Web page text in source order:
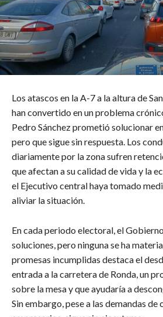
Los atascos en la A-7 a la altura de
han convertido en un problema
Pedro Sánchez prometió solucionar
pero que sigue sin respuesta. Los
diariamente por la zona sufren
que afectan a su calidad de vida y la
el Ejecutivo central haya tomado
aliviar la situación.
En cada periodo electoral, el
soluciones, pero ninguna se ha
promesas incumplidas destaca el
entrada a la carretera de Ronda, un
sobre la mesa y que ayudaría a
Sin embargo, pese a las demandas de